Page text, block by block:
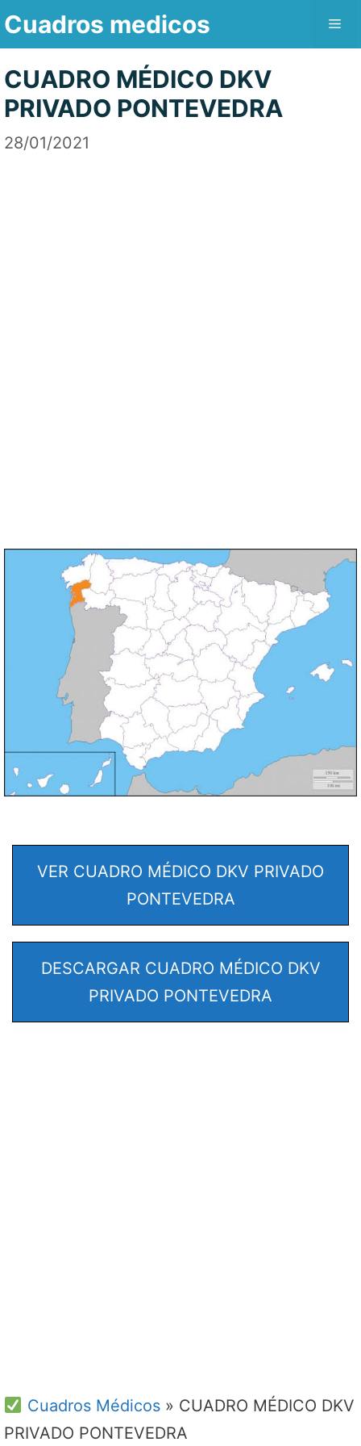
Saltar
contenido
Cuadros medicos
CUADRO MÉDICO DKV
PRIVADO PONTEVEDRA
28/01/2021
VER CUADRO MÉDICO DKV PRIVADO
PONTEVEDRA
DESCARGAR CUADRO MÉDICO DKV
PRIVADO PONTEVEDRA
Cuadros Médicos» CUADRO MÉDICO DKV
PRIVADO PONTEVEDRA